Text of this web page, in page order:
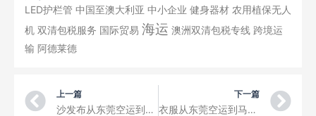
LED护栏管 中国至澳大利亚 中小企业 健身器材 农用植保无人
机 双清包税服务 国际贸易 海运 澳洲双清包税专线 跨境运
输 阿德莱德
Prev
上一篇
沙发布从东莞空运到马来西亚巴都茅Batu Maung，电商小包裹国际快递
下一篇
衣服从东莞空运到马来西亚丹绒武雅Tanjung Bungah，电商小包裹国际快递